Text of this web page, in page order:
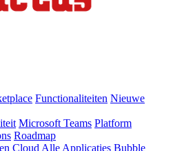
Functionaliteiten Nieuwe
Microsoft Teams Platform
Roadmap
Cloud Alle Applicaties Bubble